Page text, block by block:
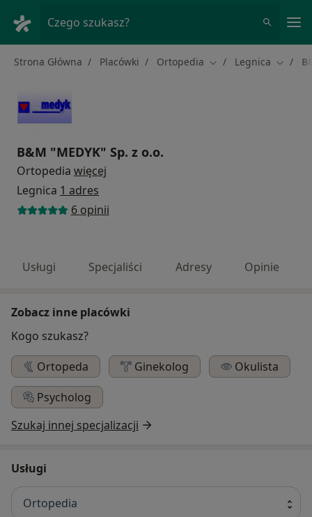
Czego szukasz?
Strona Główna Placówki Ortopedia Zmień miasto
Legnica Zmień
B&M "MEDYK" Sp. z o.o.
Ortopedia więcej
Legnica 1 adres
6 opinii
Usługi Specjaliści Adresy Opinie
Zobacz inne placówki
Kogo szukasz?
Ortopeda
Ginekolog
Okulista
Psycholog
Szukaj innej specjalizacji
Usługi
Ortopedia